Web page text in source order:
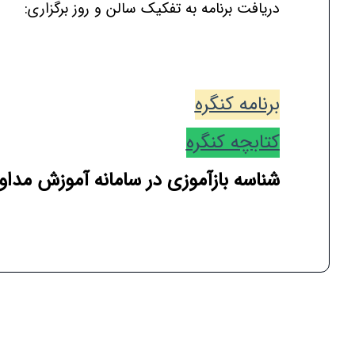
دریافت برنامه به تفکیک سالن و روز برگزاری:
برنامه کنگره
کتابچه کنگره
شناسه بازآموزی در سامانه آموزش مداوم